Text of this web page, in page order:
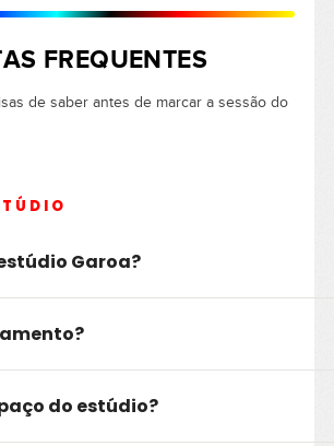
FREQUENTES
de saber antes de marcar a sessão do
Garoa?
do estúdio?